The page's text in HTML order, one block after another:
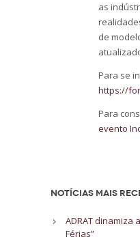
as
de
Para se
https://
Para
evento
NOTÍCIAS MAIS
ADRAT dinamiza
Férias”